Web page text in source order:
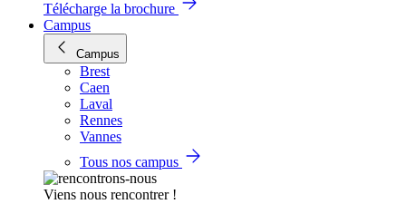
Télécharge la brochure
Campus
Campus
Brest
Caen
Laval
Rennes
Vannes
Tous nos campus
Viens nous rencontrer !